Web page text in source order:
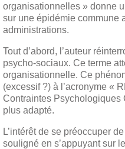
organisationnelles » donne
sur une épidémie commune
administrations.
Tout d’abord, l’auteur
psycho-sociaux. Ce terme
organisationnelle. Ce
(excessif ?) à l’acronyme «
Contraintes Psychologiques
plus adapté.
L’intérêt de se préoccuper
souligné en s’appuyant sur